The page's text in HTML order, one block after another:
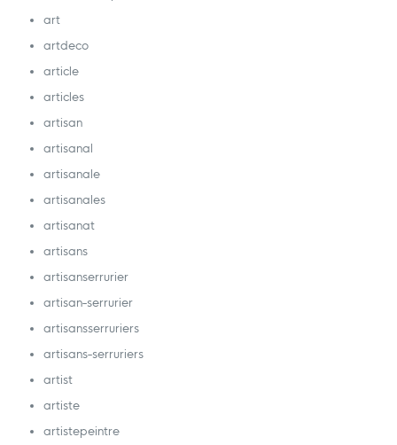
art
artdeco
article
articles
artisan
artisanal
artisanale
artisanales
artisanat
artisans
artisanserrurier
artisan-serrurier
artisansserruriers
artisans-serruriers
artist
artiste
artistepeintre